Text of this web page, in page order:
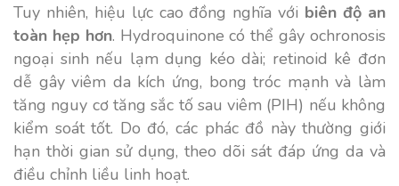
Tuy nhiên, hiệu lực cao đồng nghĩa với biên độ an
toàn hẹp hơn. Hydroquinone có thể gây ochronosis
ngoại sinh nếu lạm dụng kéo dài; retinoid kê đơn
dễ gây viêm da kích ứng, bong tróc mạnh và làm
tăng nguy cơ tăng sắc tố sau viêm (PIH) nếu không
kiểm soát tốt. Do đó, các phác đồ này thường giới
hạn thời gian sử dụng, theo dõi sát đáp ứng da và
điều chỉnh liều linh hoạt.